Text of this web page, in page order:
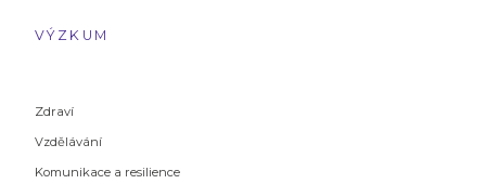
VÝZKUM
Zdraví
Vzdělávání
Komunikace a resilience